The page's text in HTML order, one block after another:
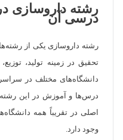
رشته داروسازی
درسی آن
رشته داروسازی یکی از
تحقیق در زمینه تولید،
دانشگاه‌های مختلف در
درس‌ها و آموزش در این
اصلی در تقریباً همه
وجود دارد.